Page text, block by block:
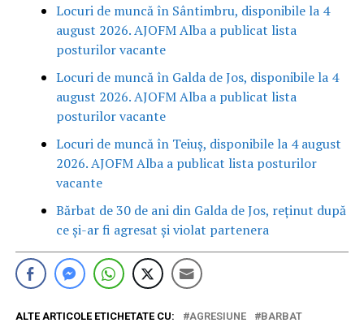
Locuri de muncă în Sântimbru, disponibile la 4
august 2026. AJOFM Alba a publicat lista
posturilor vacante
Locuri de muncă în Galda de Jos, disponibile la 4
august 2026. AJOFM Alba a publicat lista
posturilor vacante
Locuri de muncă în Teiuș, disponibile la 4 august
2026. AJOFM Alba a publicat lista posturilor
vacante
Bărbat de 30 de ani din Galda de Jos, reținut după
ce și-ar fi agresat și violat partenera
ALTE ARTICOLE ETICHETATE CU: AGRESIUNE
BARBAT